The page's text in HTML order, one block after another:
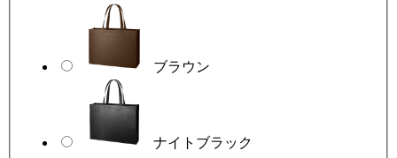
ブラウン
ナイトブラック